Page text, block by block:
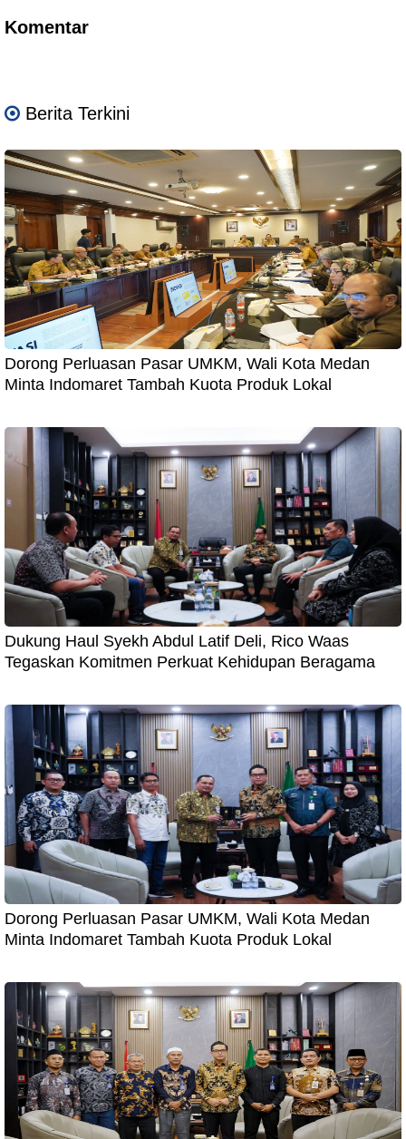
Komentar
Berita Terkini
Dorong Perluasan Pasar UMKM, Wali Kota Medan
Minta Indomaret Tambah Kuota Produk Lokal
Dukung Haul Syekh Abdul Latif Deli, Rico Waas
Tegaskan Komitmen Perkuat Kehidupan Beragama
Dorong Perluasan Pasar UMKM, Wali Kota Medan
Minta Indomaret Tambah Kuota Produk Lokal